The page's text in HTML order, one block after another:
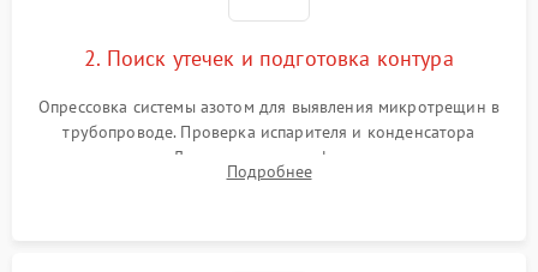
2. Поиск утечек и подготовка контура
Опрессовка системы азотом для выявления микротрещин в
трубопроводе. Проверка испарителя и конденсатора
течеискателем. Демонтаж старого фильтра-осушителя и
продувка капиллярной трубки для устранения засоров.
Подробнее